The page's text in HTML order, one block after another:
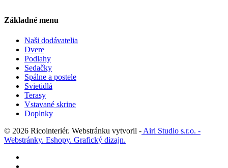
Základné menu
Naši dodávatelia
Dvere
Podlahy
Sedačky
Spálne a postele
Svietidlá
Terasy
Vstavané skrine
Doplnky
© 2026 Ricointeriér. Webstránku vytvoril - Airi Studio s.r.o. -
Webstránky. Eshopy. Grafický dizajn.